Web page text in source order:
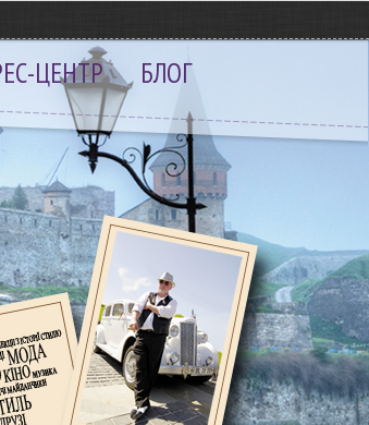
ЦЕНТР БЛОГ